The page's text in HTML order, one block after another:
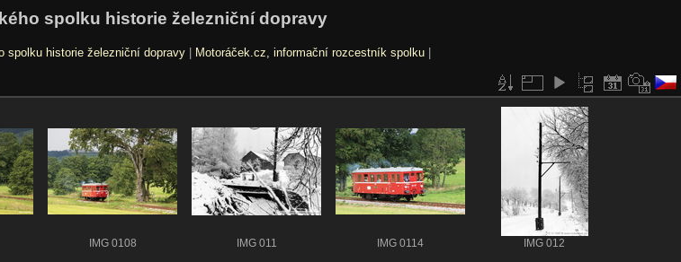
spolku historie železniční dopravy
spolku historie železniční dopravy| Motoráček.cz, informační rozcestník spolku|
IMG 0108 IMG 011 IMG 0114 IMG 012